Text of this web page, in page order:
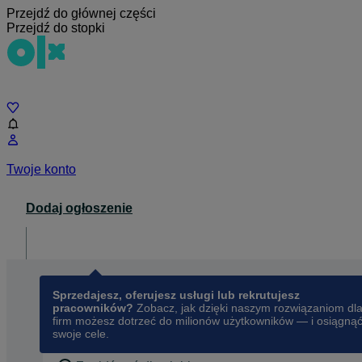
Przejdź do głównej części
Przejdź do stopki
Twoje konto
Dodaj ogłoszenie
Sprzedajesz, oferujesz usługi lub rekrutujesz
pracowników? Zobacz, jak dzięki naszym rozwiązaniom dla
firm możesz dotrzeć do milionów użytkowników — i osiągnąć
swoje cele.